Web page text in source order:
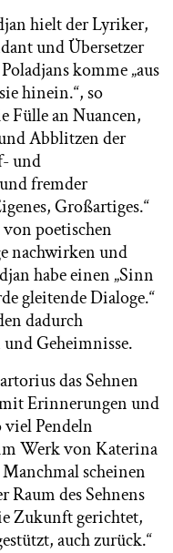
hielt der Lyriker,
und Übersetzer
komme „aus
hinein.“, so
Fülle an Nuancen,
Abblitzen der
und
fremder
Großartiges.“
poetischen
nachwirken und
habe einen „Sinn
gleitende Dialoge.“
dadurch
Geheimnisse.
das Sehnen
Erinnerungen und
viel Pendeln
Werk von Katerina
scheinen
des Sehnens
Zukunft gerichtet,
auch zurück.“